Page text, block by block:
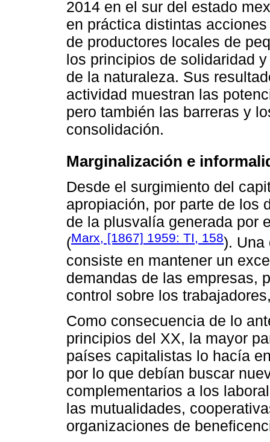
2014 en el sur del estado
en práctica distintas
de productores locales de
los principios de solidaridad
de la naturaleza. Sus
actividad muestran las
pero también las barreras y
consolidación.
Marginalización e
Desde el surgimiento del
apropiación, por parte de los
de la plusvalía generada por
(Marx, [1867] 1959: TI, 158). Una
consiste en mantener un
demandas de las empresas,
control sobre los
Como consecuencia de lo
principios del XX, la mayor
países capitalistas lo hacía
por lo que debían buscar
complementarios a los
las mutualidades,
organizaciones de